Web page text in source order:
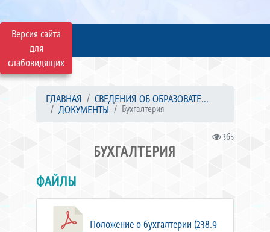
Версия сайта
для
слабовидящих
ГЛАВНАЯ
СВЕДЕНИЯ ОБ ОБРАЗОВАТЕ...
ДОКУМЕНТЫ
Бухгалтерия
365
БУХГАЛТЕРИЯ
ФАЙЛЫ
Положение о бухгалтерии (238.9